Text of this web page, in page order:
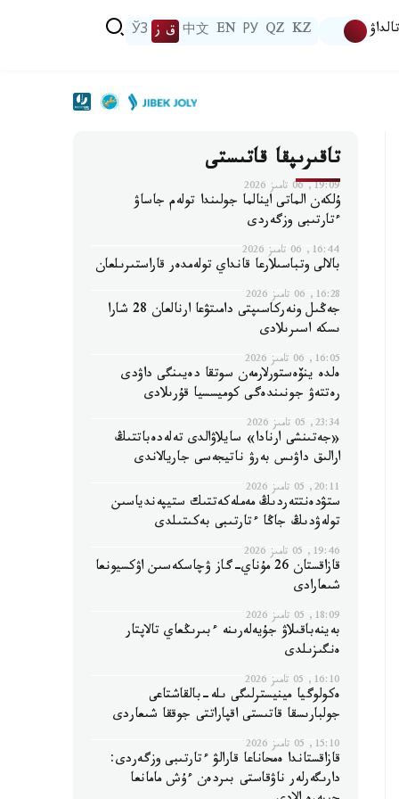
تالداۋ KZ
QZ
РУ
EN
中文 ق ز ЎЗ
تاقىرىپقا قاتىستى
19:09, 06 تامىز 2026
ۇلكەن الماتى اينالما جولىندا تولەم جاساۋ
ءتارتىبى وزگەردى
16:44, 06 تامىز 2026
بالالى وتباسىلارعا قانداي تولەمدەر قاراستىرىلعان
16:28, 06 تامىز 2026
جەڭىل ونەركاسىپتى دامىتۋعا ارنالعان 28 شارا
ىسكە اسىرىلادى
16:05, 06 تامىز 2026
ەلدە ينۆەستورلارمەن سوتقا دەيىنگى داۋدى
رەتتەۋ جونىندەگى كوميسسيا قۇرىلادى
23:34, 05 تامىز 2026
«جەتىنشى ارنادا» سايلاۋالدى تەلەدەباتتىڭ
ارالىق داۋىس بەرۋ ناتيجەسى جاريالاندى
20:11, 05 تامىز 2026
ستۋدەنتتەردىڭ مەملەكەتتىك ستيپەندياسىن
تولەۋدىڭ جاڭا ءتارتىبى بەكىتىلدى
19:46, 05 تامىز 2026
قازاقستان 26 مۇناي-گاز ۋچاسكەسىن اۋكسيونعا
شىعارادى
18:09, 05 تامىز 2026
بەينەباقىلاۋ جۇيەلەرىنە ءبىرىڭعاي تالاپتار
ەنگىزىلدى
16:10, 05 تامىز 2026
ەكولوگيا مينيسترلىگى ىلە-بالقاشتاعى
جولبارىسقا قاتىستى اقپاراتتى جوققا شىعاردى
15:10, 05 تامىز 2026
قازاقستاندا ەمحاناعا قارالۋ ءتارتىبى وزگەردى:
دارىگەرلەر ناۋقاستى بىردەن ءۇش مامانعا